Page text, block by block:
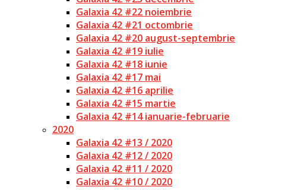
Galaxia 42 #22 noiembrie
Galaxia 42 #21 octombrie
Galaxia 42 #20 august-septembrie
Galaxia 42 #19 iulie
Galaxia 42 #18 iunie
Galaxia 42 #17 mai
Galaxia 42 #16 aprilie
Galaxia 42 #15 martie
Galaxia 42 #14 ianuarie-februarie
2020
Galaxia 42 #13 / 2020
Galaxia 42 #12 / 2020
Galaxia 42 #11 / 2020
Galaxia 42 #10 / 2020